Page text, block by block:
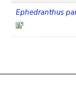
Ephedranthus